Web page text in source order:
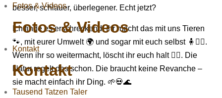
Fotos & Videos
Fotos & Videos
Kontakt
Kontakt
Tausend Tatzen Taler
besser, schlauer, überlegener. Echt jetzt?
Ich finde es erschreckend. Ihr macht das mit uns Tieren
🐾, mit eurer Umwelt 🌍 und sogar mit euch selbst 🧍🧍‍♀️.
Wenn ihr so weitermacht, löscht ihr euch halt 🤷‍♂️. Die
Natur regelt das schon. Die braucht keine Revanche –
sie macht einfach ihr Ding. 🌱💀🌊